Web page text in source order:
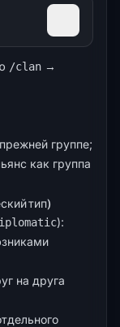
/clan →
группе;
как группа
тип)
):
на друга